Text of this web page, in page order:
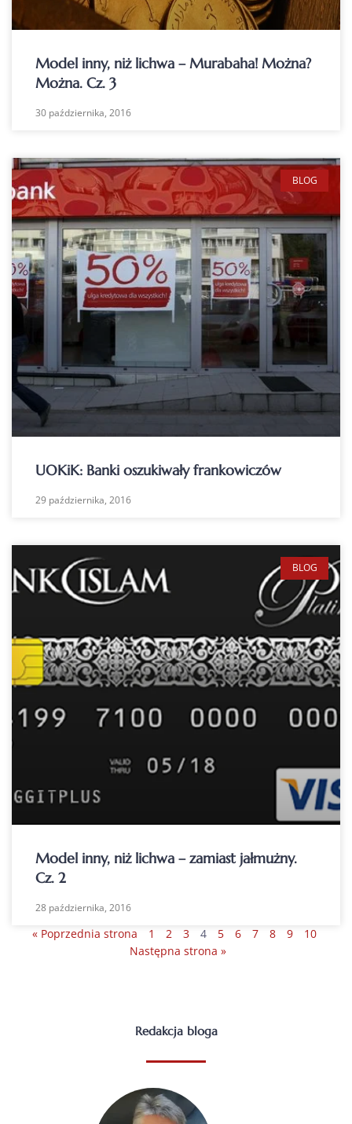
Model inny, niż lichwa – Murabaha! Można?
Można. Cz. 3
30 października, 2016
BLOG
UOKiK: Banki oszukiwały frankowiczów
29 października, 2016
BLOG
Model inny, niż lichwa – zamiast jałmużny.
Cz. 2
28 października, 2016
« Poprzednia strona 1 2 3 4 5 6 7 8 9
10
Następna strona »
Redakcja bloga